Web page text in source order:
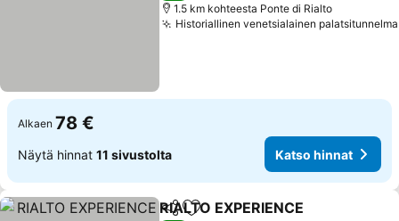
1.5 km kohteesta Ponte di Rialto
Historiallinen venetsialainen palatsitunnelma
Alkaen 78 €
Näytä hinnat 11 sivustolta Katso hinnat
Jaa Lisää suosikkeihin
RIALTO EXPERIENCE